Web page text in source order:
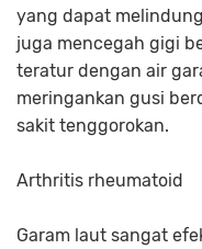
yang dapat
juga mencegah gigi
teratur dengan air
meringankan gusi
sakit tenggorokan.
Arthritis rheumatoid
Garam laut sangat